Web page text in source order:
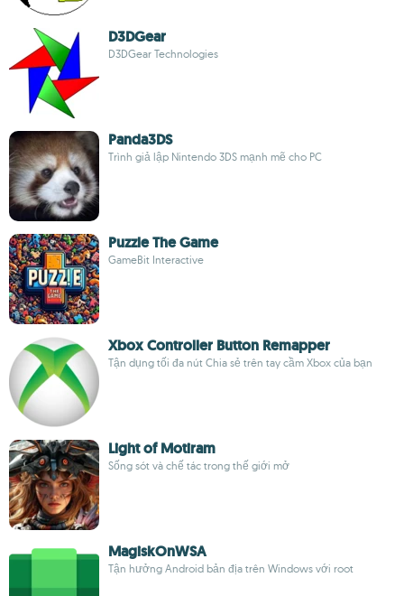
D3DGear
D3DGear Technologies
Panda3DS
Trình giả lập Nintendo 3DS mạnh mẽ cho PC
Puzzle The Game
GameBit Interactive
Xbox Controller Button Remapper
Tận dụng tối đa nút Chia sẻ trên tay cầm Xbox của bạn
Light of Motiram
Sống sót và chế tác trong thế giới mở
MagiskOnWSA
Tận hưởng Android bản địa trên Windows với root